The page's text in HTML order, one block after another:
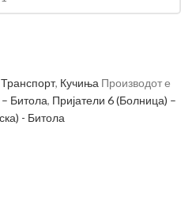
, Кучиња Производот е
Битола, Пријатели 6 (Болница) –
- Битола